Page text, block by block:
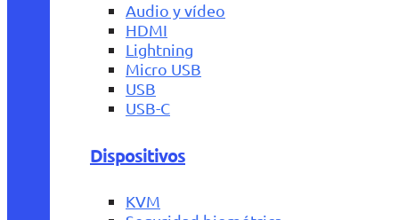
Audio y vídeo
HDMI
Lightning
Micro USB
USB
USB-C
Dispositivos
KVM